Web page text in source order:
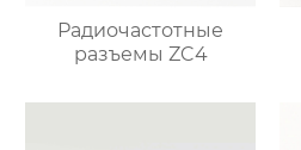
Радиочастотные
разъемы ZC4